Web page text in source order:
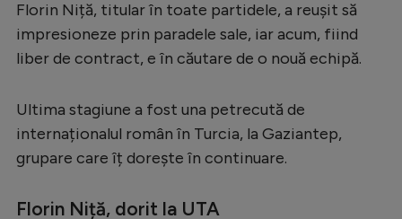
Serie A
Bundesliga
Campionate
Starurile fotbalului
Stranieri
Florin Niță, titular în toate partidele, a reușit să
impresioneze prin paradele sale, iar acum, fiind
liber de contract, e în căutare de o nouă echipă.
Ultima stagiune a fost una petrecută de
internaționalul român în Turcia, la Gaziantep,
grupare care îț dorește în continuare.
Florin Niță, dorit la UTA